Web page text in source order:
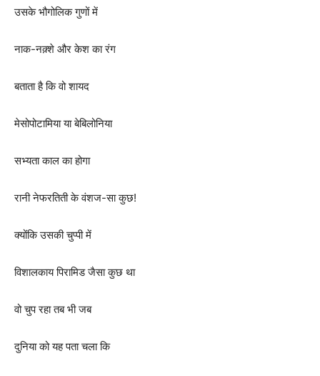
उसके भौगोलिक गुणों में
नाक-नक़्शे और केश का रंग
बताता है कि वो शायद
मेसोपोटामिया या बेबिलोनिया
सभ्यता काल का होगा
रानी नेफरतिती के वंशज-सा कुछ!
क्योंकि उसकी चुप्पी में
विशालकाय पिरामिड जैसा कुछ था
वो चुप रहा तब भी जब
दुनिया को यह पता चला कि